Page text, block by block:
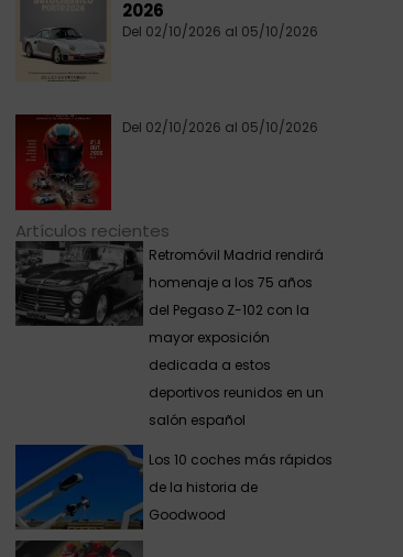
2026
Del 02/10/2026 al 05/10/2026
Del 02/10/2026 al 05/10/2026
Artículos recientes
Retromóvil Madrid rendirá
homenaje a los 75 años
del Pegaso Z-102 con la
mayor exposición
dedicada a estos
deportivos reunidos en un
salón español
Los 10 coches más rápidos
de la historia de
Goodwood